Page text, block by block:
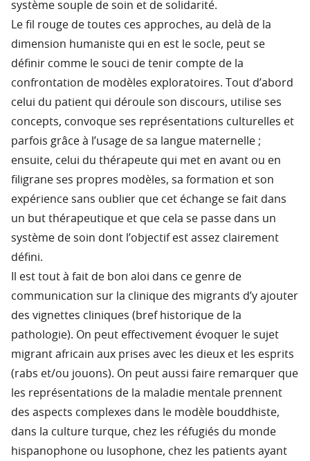
système souple de soin et de solidarité.
Le fil rouge de toutes ces approches, au delà de la
dimension humaniste qui en est le socle, peut se
définir comme le souci de tenir compte de la
confrontation de modèles exploratoires. Tout d’abord
celui du patient qui déroule son discours, utilise ses
concepts, convoque ses représentations culturelles et
parfois grâce à l’usage de sa langue maternelle ;
ensuite, celui du thérapeute qui met en avant ou en
filigrane ses propres modèles, sa formation et son
expérience sans oublier que cet échange se fait dans
un but thérapeutique et que cela se passe dans un
système de soin dont l’objectif est assez clairement
défini.
Il est tout à fait de bon aloi dans ce genre de
communication sur la clinique des migrants d’y ajouter
des vignettes cliniques (bref historique de la
pathologie). On peut effectivement évoquer le sujet
migrant africain aux prises avec les dieux et les esprits
(rabs et/ou jouons). On peut aussi faire remarquer que
les représentations de la maladie mentale prennent
des aspects complexes dans le modèle bouddhiste,
dans la culture turque, chez les réfugiés du monde
hispanophone ou lusophone, chez les patients ayant